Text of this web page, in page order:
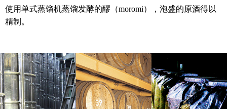
使用单式蒸馏机蒸馏发酵的醪（moromi），泡盛的原酒得以
精制。